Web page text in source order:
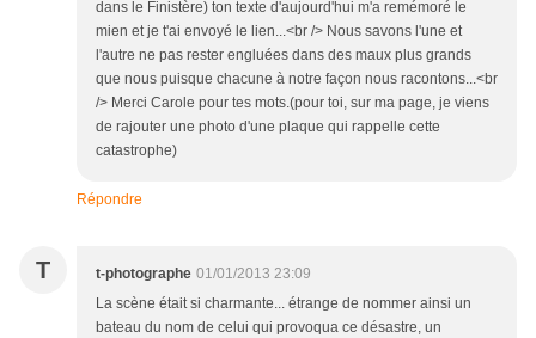
dans le Finistère) ton texte d'aujourd'hui m'a remémoré le
mien et je t'ai envoyé le lien...<br /> Nous savons l'une et
l'autre ne pas rester engluées dans des maux plus grands
que nous puisque chacune à notre façon nous racontons...<br
/> Merci Carole pour tes mots.(pour toi, sur ma page, je viens
de rajouter une photo d'une plaque qui rappelle cette
catastrophe)
Répondre
T t-photographe 01/01/2013 23:09
La scène était si charmante... étrange de nommer ainsi un
bateau du nom de celui qui provoqua ce désastre, un